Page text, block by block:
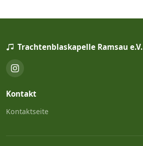
Trachtenblaskapelle Ramsau e.V.
Kontakt
Kontaktseite